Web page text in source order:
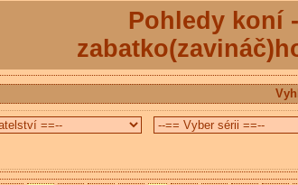
Pohledy koní